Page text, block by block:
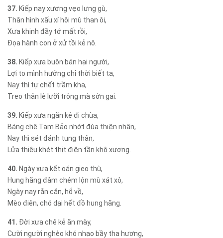
37. Kiếp nay xương vẹo lưng gù,
Thân hình xấu xí hôi mù than ôi,
Xưa khinh đầy tớ mất rồi,
Đọa hành con ở xử tồi kẻ nô.
38. Kiếp xưa buôn bán hại người,
Lợi to mình hưởng chỉ thời biết ta,
Nay thì tự chết trầm kha,
Treo thân lè lưỡi trông mà sởn gai.
39. Kiếp xưa ngăn kẻ đi chùa,
Báng chê Tam Bảo nhớt đùa thiện nhân,
Nay thì sét đánh tung thân,
Lửa thiêu khét thịt điện tần khô xương.
40. Ngày xưa kết oán gieo thù,
Hung hăng đâm chém lộn mù xát xô,
Ngày nay rắn cắn, hổ vồ,
Mèo điên, chó dại hết đồ hung hăng.
41. Đời xưa chê kẻ ăn mày,
Cười người nghèo khó nhạo bầy tha hương,